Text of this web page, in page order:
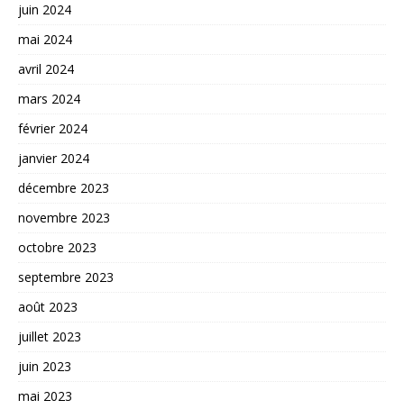
juin 2024
mai 2024
avril 2024
mars 2024
février 2024
janvier 2024
décembre 2023
novembre 2023
octobre 2023
septembre 2023
août 2023
juillet 2023
juin 2023
mai 2023